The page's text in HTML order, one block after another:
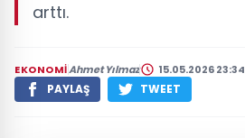
arttı.
EKONOMIAhmet Yılmaz 15.05.2026 23:34
PAYLAŞ TWEET